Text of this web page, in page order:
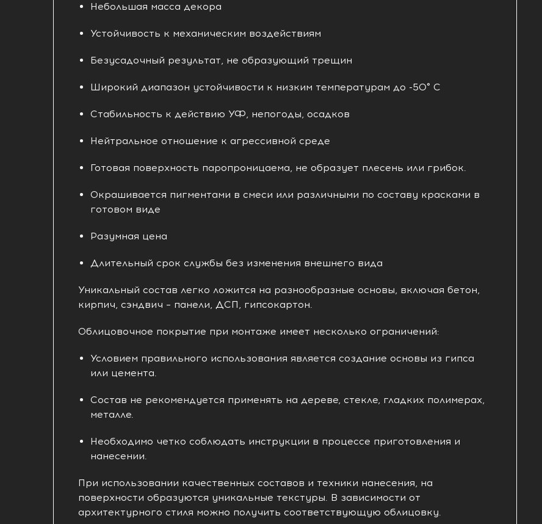
Небольшая масса декора
Устойчивость к механическим воздействиям
Безусадочный результат, не образующий трещин
Широкий диапазон устойчивости к низким температурам до -50° С
Стабильность к действию УФ, непогоды, осадков
Нейтральное отношение к агрессивной среде
Готовая поверхность паропроницаема, не образует плесень или грибок.
Окрашивается пигментами в смеси или различными по составу красками в
готовом виде
Разумная цена
Длительный срок службы без изменения внешнего вида
Уникальный состав легко ложится на разнообразные основы, включая бетон,
кирпич, сэндвич – панели, ДСП, гипсокартон.
Облицовочное покрытие при монтаже имеет несколько ограничений:
Условием правильного использования является создание основы из гипса
или цемента.
Состав не рекомендуется применять на дереве, стекле, гладких полимерах,
металле.
Необходимо четко соблюдать инструкции в процессе приготовления и
нанесении.
При использовании качественных составов и техники нанесения, на
поверхности образуются уникальные текстуры. В зависимости от
архитектурного стиля можно получить соответствующую облицовку.